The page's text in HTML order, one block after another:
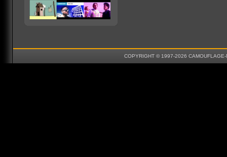
COPYRIGHT © 1997-2026 CAMOUFLAGE-